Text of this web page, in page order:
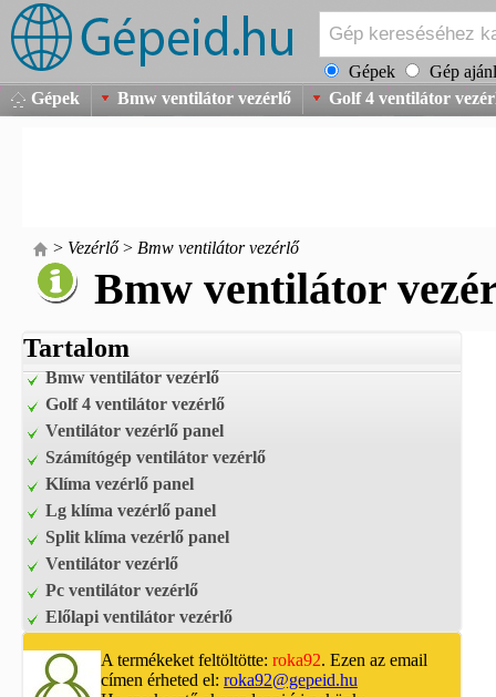
Gépek
Gép
Gépek
Bmw ventilátor vezérlő Golf 4 ventilátor
> Vezérlő> Bmw ventilátor vezérlő
Bmw ventilátor
Tartalom
Bmw ventilátor vezérlő
Golf 4 ventilátor vezérlő
Ventilátor vezérlő panel
Számítógép ventilátor vezérlő
Klíma vezérlő panel
Lg klíma vezérlő panel
Split klíma vezérlő panel
Ventilátor vezérlő
Pc ventilátor vezérlő
Előlapi ventilátor vezérlő
A termékeket feltöltötte: roka92. Ezen az email
címen érheted el: roka92@gepeid.hu